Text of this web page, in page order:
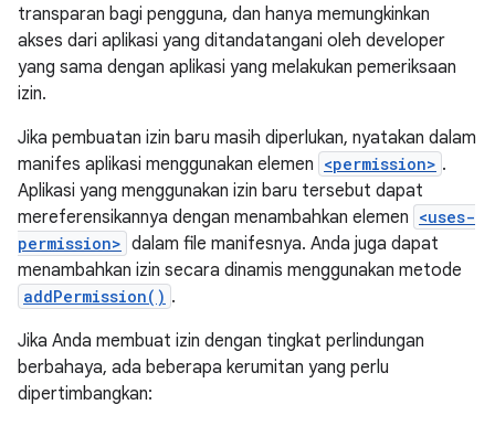
transparan bagi pengguna, dan hanya memungkinkan
akses dari aplikasi yang ditandatangani oleh developer
yang sama dengan aplikasi yang melakukan pemeriksaan
izin.
Jika pembuatan izin baru masih diperlukan, nyatakan dalam
manifes aplikasi menggunakan elemen <permission> .
Aplikasi yang menggunakan izin baru tersebut dapat
mereferensikannya dengan menambahkan elemen <uses-
permission> dalam file manifesnya. Anda juga dapat
menambahkan izin secara dinamis menggunakan metode
addPermission() .
Jika Anda membuat izin dengan tingkat perlindungan
berbahaya, ada beberapa kerumitan yang perlu
dipertimbangkan: